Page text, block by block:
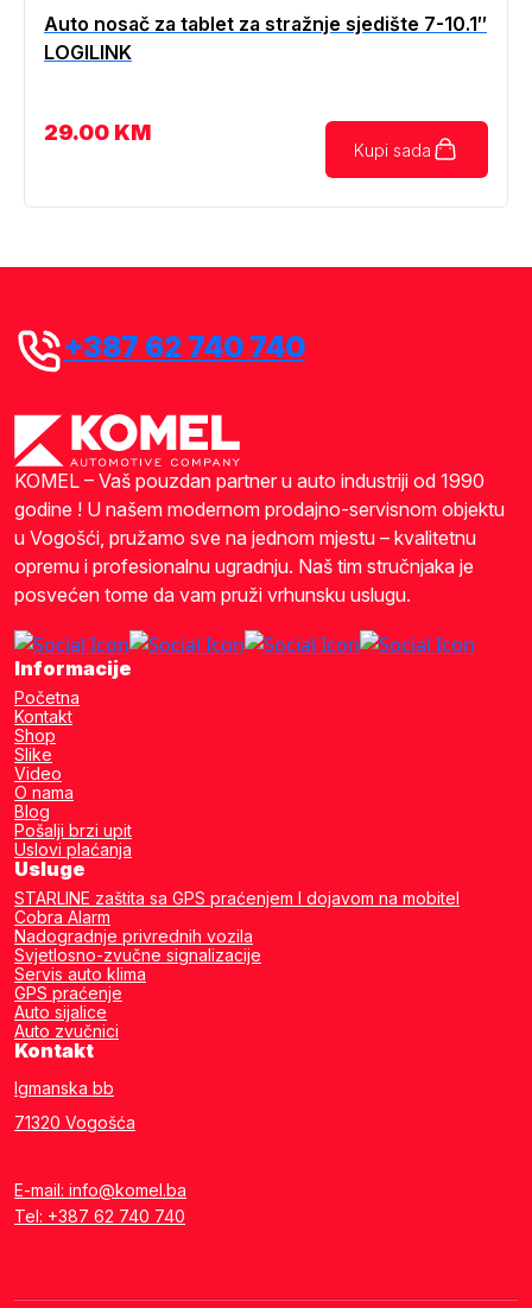
Auto nosač za tablet za stražnje sjedište 7-10.1″
LOGILINK
29.00 KM
Kupi sada
+387 62 740 740
KOMEL – Vaš pouzdan partner u auto industriji od 1990
godine ! U našem modernom prodajno-servisnom objektu
u Vogošći, pružamo sve na jednom mjestu – kvalitetnu
opremu i profesionalnu ugradnju. Naš tim stručnjaka je
posvećen tome da vam pruži vrhunsku uslugu.
Informacije
Početna
Kontakt
Shop
Slike
Video
O nama
Blog
Pošalji brzi upit
Uslovi plaćanja
Usluge
STARLINE zaštita sa GPS praćenjem I dojavom na mobitel
Cobra Alarm
Nadogradnje privrednih vozila
Svjetlosno-zvučne signalizacije
Servis auto klima
GPS praćenje
Auto sijalice
Auto zvučnici
Kontakt
Igmanska bb
71320 Vogošća
E-mail: info@komel.ba
Tel: +387 62 740 740